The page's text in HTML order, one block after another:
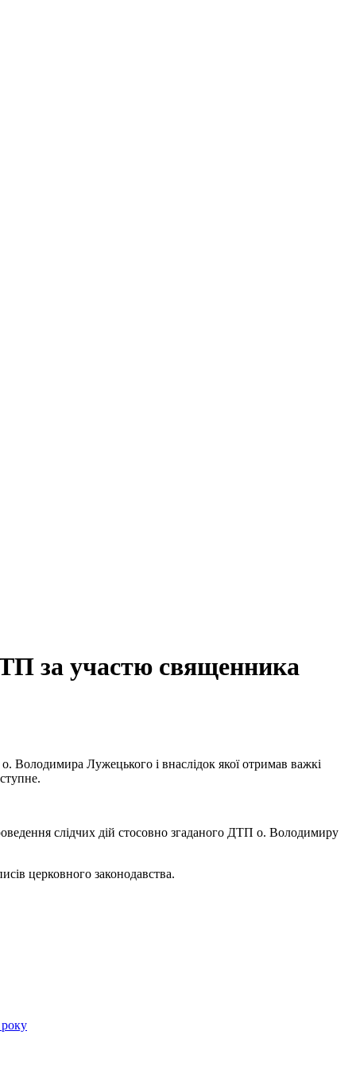
за участю священника
Володимира Лужецького і внаслідок якої отримав важкі
слідчих дій стосовно згаданого ДТП о. Володимиру
церковного законодавства.